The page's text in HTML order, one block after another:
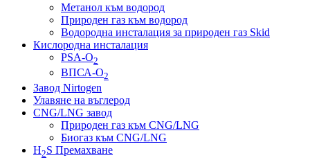
Метанол към водород
Природен газ към водород
Водородна инсталация за природен газ Skid
Кислородна инсталация
PSA-O2
ВПСА-О2
Завод Nirtogen
Улавяне на въглерод
CNG/LNG завод
Природен газ към CNG/LNG
Биогаз към CNG/LNG
H2S Премахване